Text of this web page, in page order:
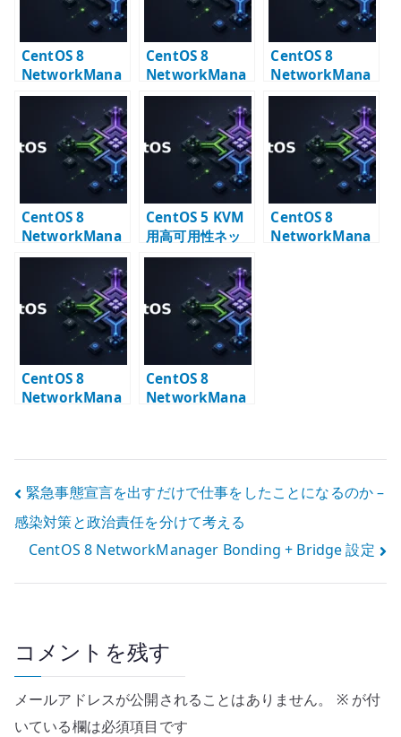
CentOS 8
NetworkMana
ger Bridge 設定
– KVM 向け
bridge の基本
CentOS 8
NetworkMana
ger VLAN +
Bonding +
Bridge 設定
CentOS 8
NetworkMana
ger VLAN 設定
– nmcli で
VLAN インター
フェイスを作る
CentOS 8
NetworkMana
ger Bonding +
Bridge 設定
CentOS 5 KVM
用高可用性ネッ
トワーク設定 –
bonding /
VLAN / bridge
CentOS 8
NetworkMana
CentOS 8
NetworkMana
CentOS 8
NetworkMana
投
稿
ゲ
ー
シ
緊急事態宣言を出すだけで仕事をしたことになるのか –
感染対策と政治責任を分けて考える
CentOS 8 NetworkManager Bonding + Bridge 設定
コメントを残す
メールアドレスが公開されることはありません。 ※が付
いている欄は必須項目です